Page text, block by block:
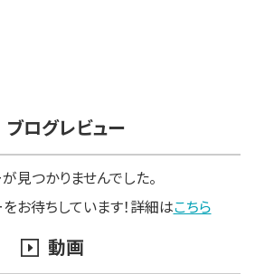
ブログレビュー
見つかりませんでした。
お待ちしています！詳細はこちら
動画